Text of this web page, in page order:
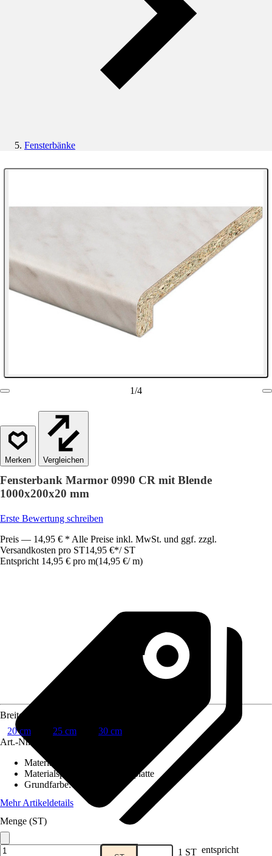
Fensterbänke
1/4
Vergleichen
Fensterbank Marmor 0990 CR mit Blende
1000x200x20 mm
Erste Bewertung schreiben
Preis — 14,95 € * Alle Preise inkl. MwSt. und ggf. zzgl.
Versandkosten pro ST14,95 €*/ ST
Entspricht 14,95 € pro m(14,95 €/ m)
Breite
20 cm
25 cm
30 cm
Art.-Nr.
Material
Materialspezifizierung
Spanplatte
Grundfarbe:
Mehr Artikeldetails
Menge (ST)
1 ST entspricht